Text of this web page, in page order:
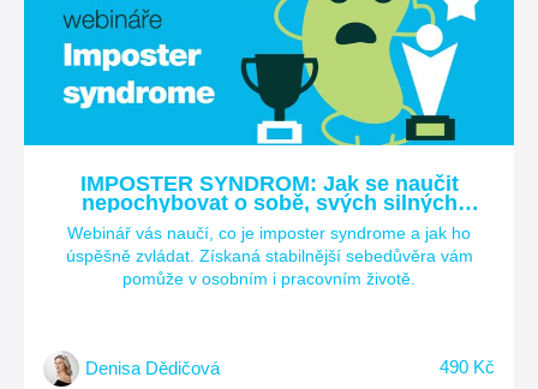
IMPOSTER SYNDROM: Jak se naučit
nepochybovat o sobě, svých silných
stránkách a úspěších?
Webinář vás naučí, co je imposter syndrome a jak ho
úspěšně zvládat. Získaná stabilnější sebedůvěra vám
pomůže v osobním i pracovním životě.
Denisa Dědičová 490 Kč